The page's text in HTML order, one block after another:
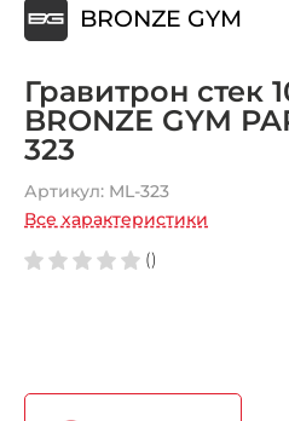
BRONZE GYM
Гравитрон стек
BRONZE GYM
323
Артикул: ML-323
Все характеристики
()